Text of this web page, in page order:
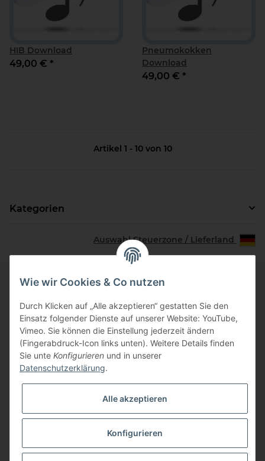
HIB Download
49,00 € *
Pneumokokken
Download
49,00 € *
Artikel 1 - 10 von 10
Kategorien
Auswahl Steuerzone / Lieferland
Informationen
Zahlungsinformationen
Gesetzliche Informationen
Wie wir Cookies & Co nutzen
Durch Klicken auf „Alle akzeptieren“ gestatten Sie den
Einsatz folgender Dienste auf unserer Website: YouTube,
Vimeo. Sie können die Einstellung jederzeit ändern
(Fingerabdruck-Icon links unten). Weitere Details finden
Sie unte Konfigurieren und in unserer
Datenschutzerklärung.
Alle akzeptieren
Konfigurieren